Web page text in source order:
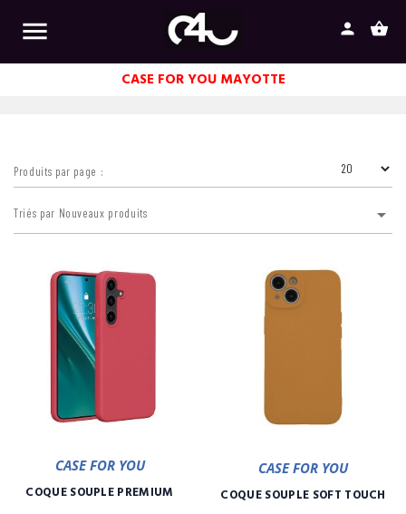
 shopping_basket
person
CASE FOR YOU MAYOTTE
Produits par page :
Triés par Nouveaux produits 
CASE FOR YOU
COQUE SOUPLE PREMIUM
CASE FOR YOU
COQUE SOUPLE SOFT TOUCH